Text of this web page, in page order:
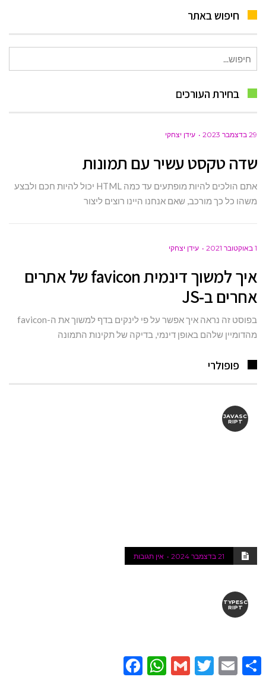
חיפוש באתר
עבור:
בחירת העורכים
29 בדצמבר 2023 עידן יצחקי
שדה טקסט עשיר עם תמונות
אתם הולכים להיות מופתעים עד כמה HTML יכול להיות חכם ולבצע
משהו כל כך מורכב, שאם אנחנו היינו רוצים ליצור
1 באוקטובר 2021 עידן יצחקי
איך למשוך דינמית favicon של אתרים
אחרים ב-JS
בפוסט זה נראה איך אפשר על פי לינקים בדף למשוך את ה-favicon
מהדומיין שלהם באופן דינמי, בדיקה של תקינות התמונה
פופולרי
JAVASC
RIPT
21 בדצמבר 2024 אין תגובות
TYPESC
RIPT
FacebookWhatsAppGmailTwitter Email Share